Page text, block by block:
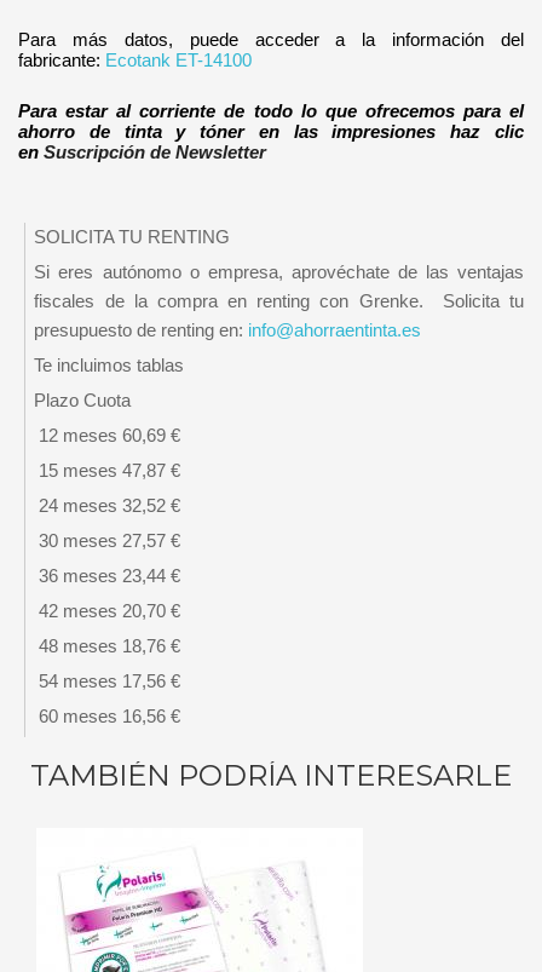
Para más datos, puede acceder a la información del
fabricante: Ecotank ET-14100
Para estar al corriente de todo lo que ofrecemos para el
ahorro de tinta y tóner en las impresiones haz clic
en Suscripción de Newsletter
SOLICITA TU RENTING
Si eres autónomo o empresa, aprovéchate de las ventajas
fiscales de la compra en renting con Grenke. Solicita tu
presupuesto de renting en: info@ahorraentinta.es
Te incluimos tablas
Plazo Cuota
12 meses 60,69 €
15 meses 47,87 €
24 meses 32,52 €
30 meses 27,57 €
36 meses 23,44 €
42 meses 20,70 €
48 meses 18,76 €
54 meses 17,56 €
60 meses 16,56 €
TAMBIÉN PODRÍA INTERESARLE